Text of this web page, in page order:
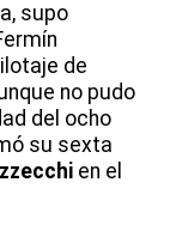
supo
de
no pudo
del ocho
su sexta
en el